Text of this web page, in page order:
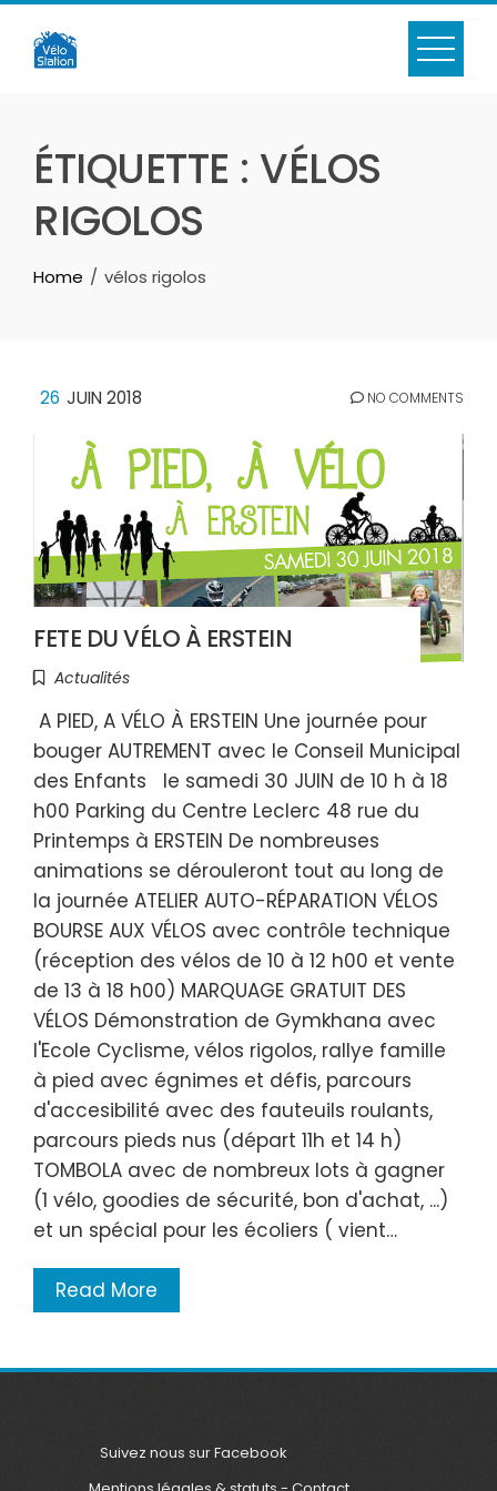
Skip
content
ÉTIQUETTE : VÉLOS
RIGOLOS
Home vélos rigolos
26 JUIN 2018 NO COMMENTS
FETE DU VÉLO À ERSTEIN
Actualités
A PIED, A VÉLO À ERSTEIN Une journée pour
bouger AUTREMENT avec le Conseil Municipal
des Enfants le samedi 30 JUIN de 10 h à 18
h00 Parking du Centre Leclerc 48 rue du
Printemps à ERSTEIN De nombreuses
animations se dérouleront tout au long de
la journée ATELIER AUTO-RÉPARATION VÉLOS
BOURSE AUX VÉLOS avec contrôle technique
(réception des vélos de 10 à 12 h00 et vente
de 13 à 18 h00) MARQUAGE GRATUIT DES
VÉLOS Démonstration de Gymkhana avec
l'Ecole Cyclisme, vélos rigolos, rallye famille
à pied avec égnimes et défis, parcours
d'accesibilité avec des fauteuils roulants,
parcours pieds nus (départ 11h et 14 h)
TOMBOLA avec de nombreux lots à gagner
(1 vélo, goodies de sécurité, bon d'achat, ...)
et un spécial pour les écoliers ( vient…
Read More
Suivez nous sur Facebook